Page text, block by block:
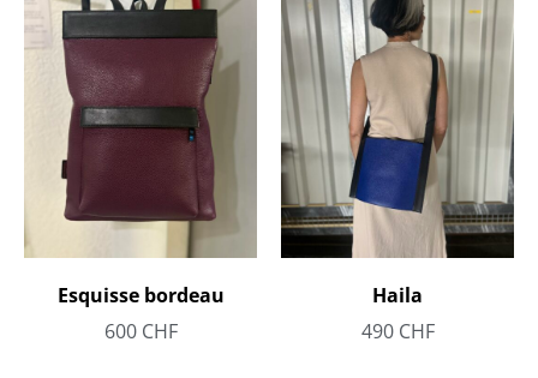
Esquisse bordeau
600 CHF
Haila
490 CHF